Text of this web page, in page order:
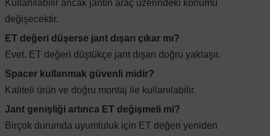
Kullanılabilir ancak jantın araç üzerindeki konumu
değişecektir.
ET değeri düşerse jant dışarı çıkar mı?
Evet. ET değeri düştükçe jant dışarı doğru yaklaşır.
Spacer kullanmak güvenli midir?
Kaliteli ürün ve doğru montaj ile kullanılabilir.
Jant genişliği artınca ET değişmeli mi?
Birçok durumda uyumluluk için ET değeri yeniden